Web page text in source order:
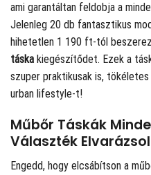
ami garantáltan feldobja a
Jelenleg 20 db fantasztikus
hihetetlen 1 190 ft-tól
táska kiegészítődet. Ezek a
szuper praktikusak is,
urban lifestyle-t!
Műbőr Táskák
Választék
Engedd, hogy elcsábítson a